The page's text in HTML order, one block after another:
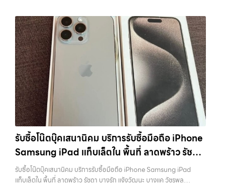
ดา บางรัก แจ้งวัฒนะ บางแค วัชรพล รามอินทรา รับซื้อโทรศัพท์รามอินทรา
— บริการรับซื้อมือถือ iPhone Samsung iPad แท็บเล็ตใน พื้นที่
ลาดพร้าว รัชดา บางรัก แจ้งวัฒนะ บางแค วัชรพล รามอินทรา พร้อมจ่าย
เงินทันที รับซื้อโทรศัพท์รามอินทรา บริการรับซื้อมือถือ iPhone Samsung
iPad แท็บเล็ตใน พื้นที่ ลาดพร้าว รัชดา บางรัก แจ้งวัฒนะ บางแค วัชรพล
รามอินทรา… รับซื้อโทรศัพท์รามอินทรา บริการถึงพื้นที่ เขตลาดพร้าว, รัช
ดา, บางรัก, แจ้งวัฒนะ, บางแค, วัชรพล, รามอินทรา — นัดรับสะดวกทุกเขต
ประสบการณ์เหนือระดับกับการ รับซื้อไอโฟน, รับซื้อไอแพด, รับซื้อมือถือ
ยินดีต้อนรับสู่ “รับซื้อขายมือถือ.com” เว็บไซต์ที่คุณไว้วางใจได้ สำหรับ
บริการ รับซื้อ มือถือ iPhone, Samsung, iPad, แท็บเล็ต ทุกยี่ห้อ ให้ราคา
สูง พร้อมจ่ายเงินทันที ครอบคลุมพื้นที่ ลาดพร้าว, รัชดา, บางรัก,
แจ้งวัฒนะ, บางแค, วัชรพล, รามอินทรา และเขตกรุงเทพฯ ใกล้ “ใกล้ ฉัน”
ที่สุด ในยุคที่สมาร์ทโฟน แท็บเล็ต และอุปกรณ์ไอทีใหม่ๆ เปลี่ยนรุ่นกันแทบ
ทุกช่วงเวลา อุปกรณ์ที่คุณใช้แล้วอาจกลายเป็นของที่ไม่ได้ใช้งานอยู่เฉยๆ
ไม่ใช้แล้วให้กลายเป็นเงินสดได้ทันที ด้วยบริการ รับซื้อไอโฟน, รับซื้อไอแพด,
รับซื้อมือถือ, รับซื้อโทรศัพท์, รับซื้อโน๊ตบุ๊ค, รับซื้อแท็บเล็ต, รับซื้อสินค้าไอที
รับซื้อโน๊ตบุ๊คเสนานิคม บริการรับซื้อมือถือ iPhone
Samsung iPad แท็บเล็ตใน พื้นที่ ลาดพร้าว รัชดา
บางรัก แจ้งวัฒนะ บางแค วัชรพล รามอินทรา
พร้อมจ่ายเงินทันที
รับซื้อโน๊ตบุ๊คเสนานิคม บริการรับซื้อมือถือ iPhone Samsung iPad
แท็บเล็ตใน พื้นที่ ลาดพร้าว รัชดา บางรัก แจ้งวัฒนะ บางแค วัชรพล